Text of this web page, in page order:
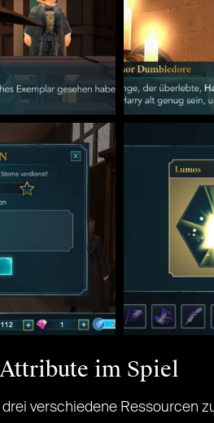
im Spiel
verschiedene Ressourcen